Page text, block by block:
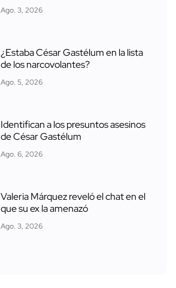
Ago. 3, 2026
¿Estaba César Gastélum en la lista
de los narcovolantes?
Ago. 5, 2026
Identifican a los presuntos asesinos
de César Gastélum
Ago. 6, 2026
Valeria Márquez reveló el chat en el
que su ex la amenazó
Ago. 3, 2026